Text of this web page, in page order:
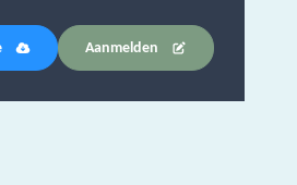
Aanmelden